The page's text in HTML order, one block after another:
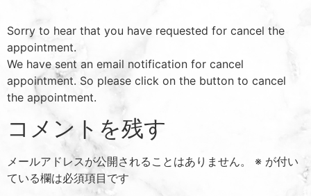
Sorry to hear that you have requested for cancel the
appointment.
We have sent an email notification for cancel
appointment. So please click on the button to cancel
the appointment.
コメントを残す
メールアドレスが公開されることはありません。 ※ が付い
ている欄は必須項目です